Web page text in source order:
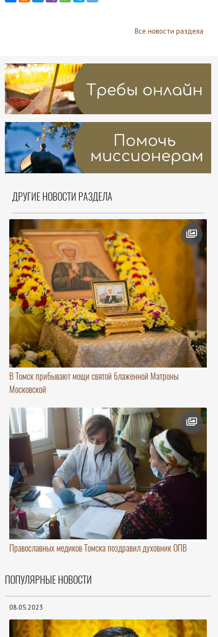
Все новости раздела
ДРУГИЕ НОВОСТИ РАЗДЕЛА
В Томск прибывают мощи святой блаженной Матроны
Московской
Православных медиков Томска поздравил духовник ОПВ
ПОПУЛЯРНЫЕ НОВОСТИ
08.05.2023